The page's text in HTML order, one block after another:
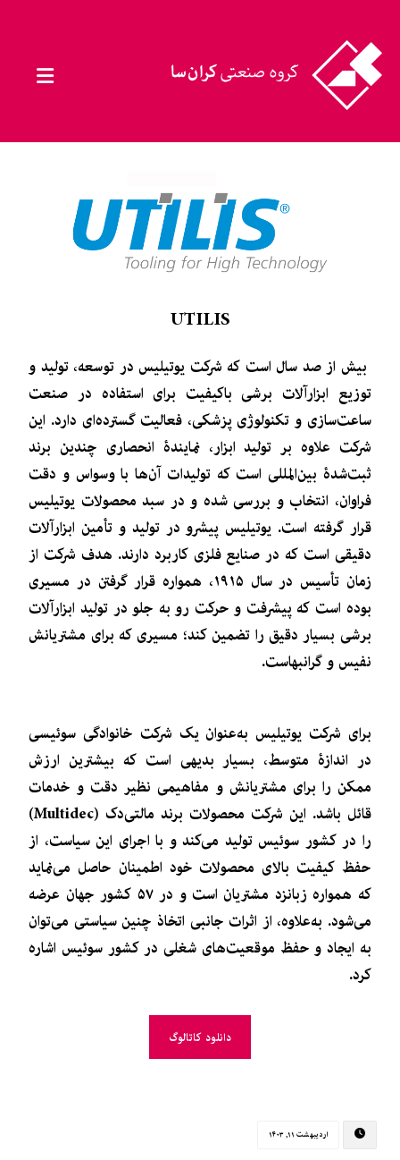
UTILIS
بیش از صد سال است که شرکت یوتیلیس در توسعه، تولید و
توزیع ابزارآلات برشی باکیفیت برای استفاده در صنعت
ساعت‌سازی و تکنولوژی پزشکی، فعالیت گسترده‌ای دارد. این
شرکت علاوه بر تولید ابزار، نمایندۀ انحصاری چندین برند
ثبت‌شدۀ بین‌المللی است که تولیدات آن‌ها با وسواس و دقت
فراوان، انتخاب و بررسی شده و در سبد محصولات یوتیلیس
قرار گرفته است. یوتیلیس پیشرو در تولید و تأمین ابزارآلات
دقیقی است که در صنایع فلزی کاربرد دارند. هدف شرکت از
زمان تأسیس در سال ۱۹۱۵، همواره قرار گرفتن در مسیری
بوده است که پیشرفت و حرکت رو به جلو در تولید ابزارآلات
برشی بسیار دقیق را تضمین کند؛ مسیری که برای مشتریانش
نفیس و گرانبهاست.
برای شرکت یوتیلیس به‌عنوان یک شرکت خانوادگی سوئیسی
در اندازۀ متوسط، بسیار بدیهی است که بیشترین ارزش
ممکن را برای مشتریانش و مفاهیمی نظیر دقت و خدمات
قائل باشد. این شرکت محصولات برند مالتی‌دک (Multidec)
را در کشور سوئیس تولید می‌کند و با اجرای این سیاست، از
حفظ کیفیت بالای محصولات خود اطمینان حاصل می‌نماید
که همواره زبانزد مشتریان است و در ۵۷ کشور جهان عرضه
می‌شود. به‌علاوه، از اثرات جانبی اتخاذ چنین سیاستی می‌توان
به ایجاد و حفظ موقعیت‌های شغلی در کشور سوئیس اشاره
کرد.
دانلود کاتالوگ
اردیبهشت ۱۱, ۱۴۰۳